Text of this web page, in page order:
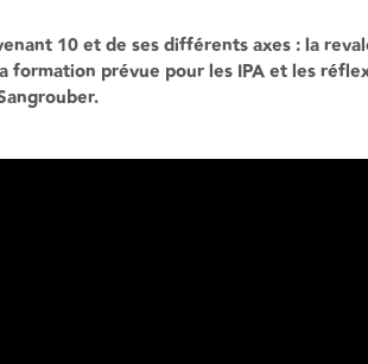
10 et de ses différents axes : la
formation prévue pour les IPA et les